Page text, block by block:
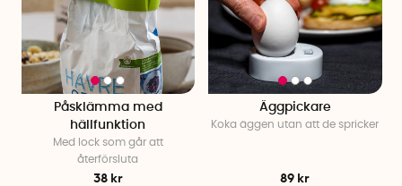
Påsklämma med
hällfunktion
Med lock som går att
återförsluta
38 kr
Äggpickare
Koka äggen utan att de spricker
89 kr